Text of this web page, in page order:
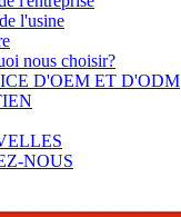
l'usine
nous choisir?
D'OEM ET D'ODM
NOUS